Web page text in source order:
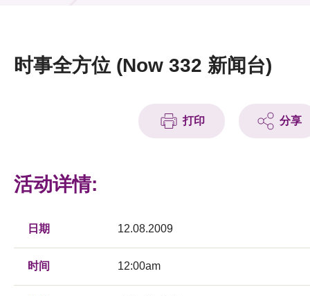
活动及消息
科技分享
时事全方位 (Now 332 新闻台)
打印 分享
活动详情:
日期 12.08.2009
时间 12:00am